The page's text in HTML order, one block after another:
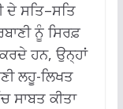
ਦੇ ਸਤਿ–ਸਤਿ
ਨੂੰ ਸਿਰਫ਼
ਹਨ, ਉਨ੍ਹਾਂ
ਲਹੂ-ਲਿਖਤ
ਸਾਬਤ ਕੀਤਾ